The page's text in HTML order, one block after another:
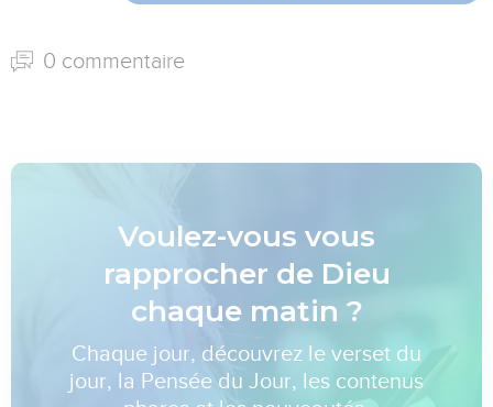
0 commentaire
Voulez-vous vous
rapprocher de Dieu
chaque matin ?
Chaque jour, découvrez le verset du
jour, la Pensée du Jour, les contenus